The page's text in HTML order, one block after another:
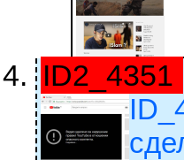
ID2_4351